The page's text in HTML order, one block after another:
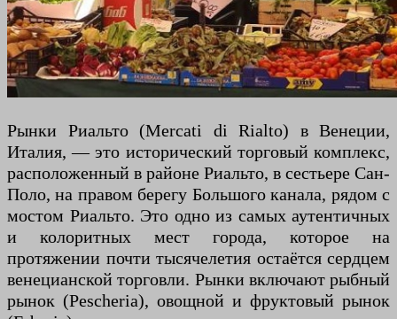
Рынки Риальто (Mercati di Rialto) в Венеции,
Италия, — это исторический торговый комплекс,
расположенный в районе Риальто, в сестьере Сан-
Поло, на правом берегу Большого канала, рядом с
мостом Риальто. Это одно из самых аутентичных
и колоритных мест города, которое на
протяжении почти тысячелетия остаётся сердцем
венецианской торговли. Рынки включают рыбный
рынок (Pescheria), овощной и фруктовый рынок